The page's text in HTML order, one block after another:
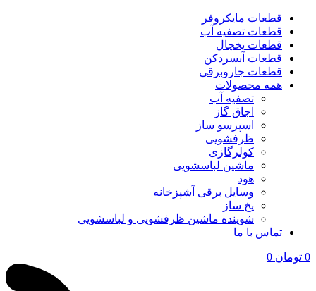
قطعات مایکروفر
قطعات تصفیه آب
قطعات یخچال
قطعات آبسردکن
قطعات جاروبرقی
همه محصولات
تصفیه آب
اجاق گاز
اسپرسو ساز
ظرفشویی
کولرگازی
ماشین لباسشویی
هود
وسایل برقی آشپزخانه
یخ ساز
شوینده ماشین ظرفشویی و لباسشویی
تماس با ما
0 تومان 0